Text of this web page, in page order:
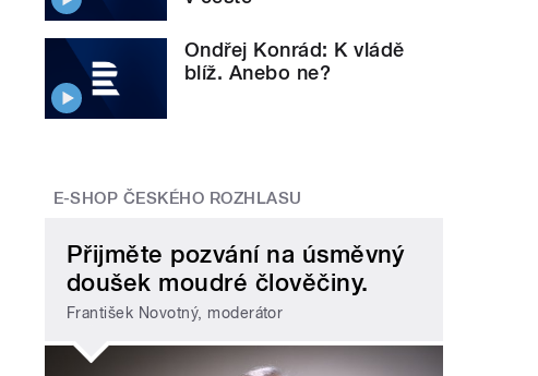
Ondřej Konrád: K vládě
blíž. Anebo ne?
E-SHOP ČESKÉHO ROZHLASU
Přijměte pozvání na úsměvný
doušek moudré člověčiny.
František Novotný, moderátor